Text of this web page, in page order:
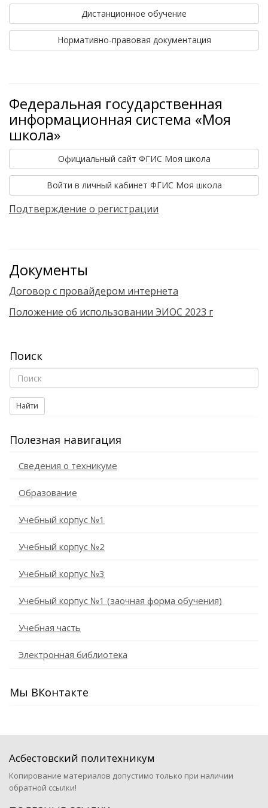
Дистанционное обучение
Нормативно-правовая документация
Федеральная государственная
информационная система «Моя
школа»
Официальный сайт ФГИС Моя школа
Войти в личный кабинет ФГИС Моя школа
Подтверждение о регистрации
Документы
Договор с провайдером интернета
Положение об использовании ЭИОС 2023 г
Поиск
Найти
Полезная навигация
Сведения о техникуме
Образование
Учебный корпус №1
Учебный корпус №2
Учебный корпус №3
Учебный корпус №1 (заочная форма обучения)
Учебная часть
Электронная библиотека
Мы ВКонтакте
Асбестовский политехникум
Копирование материалов допустимо только при наличии
обратной ссылки!